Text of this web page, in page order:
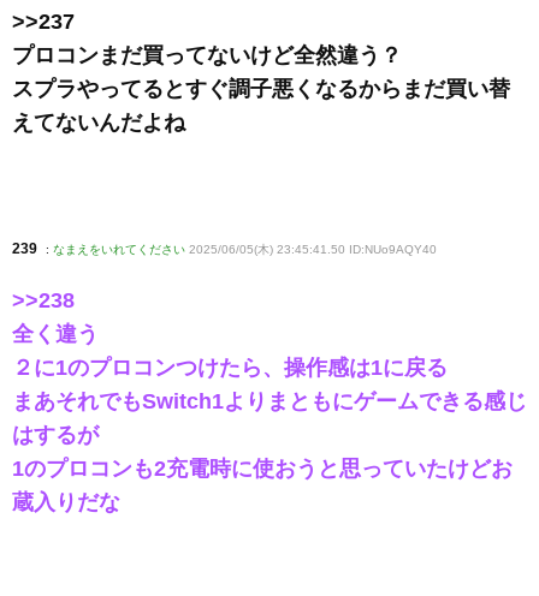
>>237
プロコンまだ買ってないけど全然違う？
スプラやってるとすぐ調子悪くなるからまだ買い替
えてないんだよね
239 : なまえをいれてください 2025/06/05(木) 23:45:41.50 ID:NUo9AQY40
>>238
全く違う
２に1のプロコンつけたら、操作感は1に戻る
まあそれでもSwitch1よりまともにゲームできる感じ
はするが
1のプロコンも2充電時に使おうと思っていたけどお
蔵入りだな